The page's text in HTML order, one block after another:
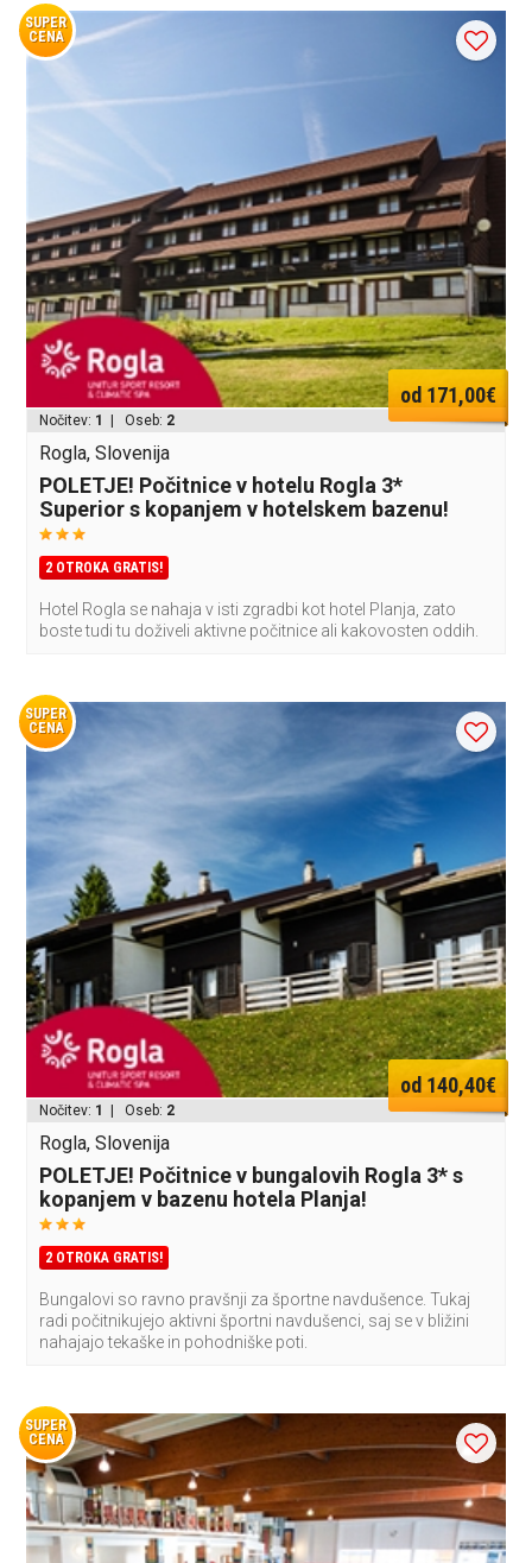
SUPER
CENA
od 171,00€
Nočitev: 1 | Oseb: 2
Rogla, Slovenija
POLETJE! Počitnice v hotelu Rogla 3*
Superior s kopanjem v hotelskem bazenu!
2 OTROKA GRATIS!
Hotel Rogla se nahaja v isti zgradbi kot hotel Planja, zato
boste tudi tu doživeli aktivne počitnice ali kakovosten oddih.
SUPER
CENA
od 140,40€
Nočitev: 1 | Oseb: 2
Rogla, Slovenija
POLETJE! Počitnice v bungalovih Rogla 3* s
kopanjem v bazenu hotela Planja!
2 OTROKA GRATIS!
Bungalovi so ravno pravšnji za športne navdušence. Tukaj
radi počitnikujejo aktivni športni navdušenci, saj se v bližini
nahajajo tekaške in pohodniške poti.
SUPER
CENA